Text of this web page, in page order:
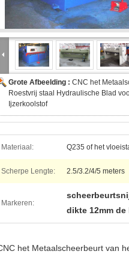
Grote Afbeelding : CNC het
Roestvrij staal Hydraulische Blad
Ijzerkoolstof
Materiaal: Q235 of het
Scherpe Lengte: 2.5/3.2/4/5 meters
Markeren:
dikte 12mm
het Metaalscheerbeurt van